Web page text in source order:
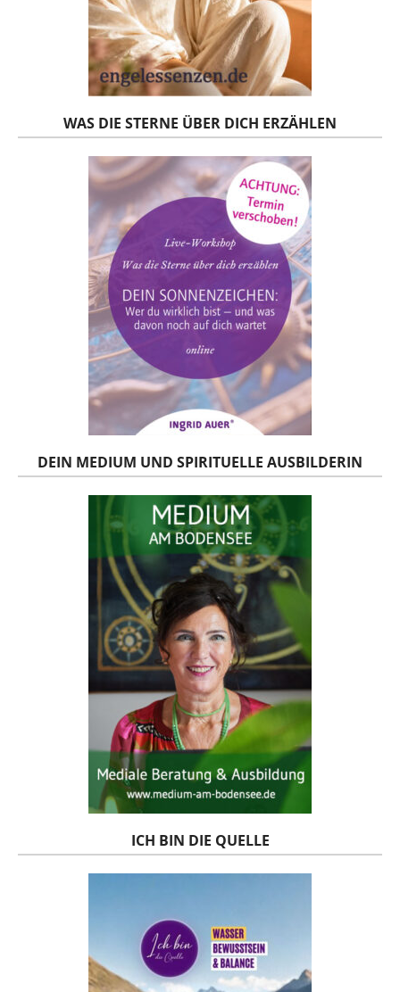
WAS DIE STERNE ÜBER DICH ERZÄHLEN
DEIN MEDIUM UND SPIRITUELLE AUSBILDERIN
ICH BIN DIE QUELLE